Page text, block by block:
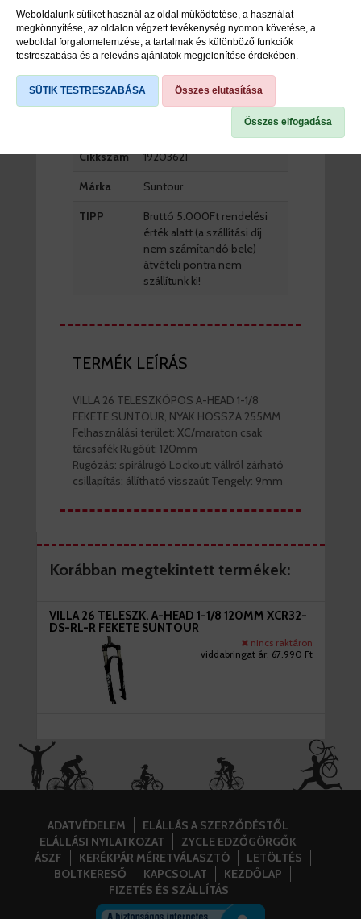
Weboldalunk sütiket használ az oldal működtetése, a használat
megkönnyítése, az oldalon végzett tevékenység nyomon követése, a
weboldal forgalomelemzése, a tartalmak és különböző funkciók
testreszabása és a releváns ajánlatok megjelenítése érdekében.
SÜTIK TESTRESZABÁSA Összes elutasítása
Összes elfogadása
viddabringat ár:67.990 Ft
nincs raktáron
TERMÉK SPECIFIKÁCIÓK
Cikkszám 19203621
Márka Suntour
TIPP
Bruttó 5.000Ft rendelési
érték alatt (a szállítási díj
nem számítandó bele)
átvételi pontra nem
szállítunk ki!
TERMÉK LEÍRÁS
VILLA 26 TELESZKÓPOS A-HEAD 1-1/8
FEKETE SUNTOUR, NYAK HOSSZA 255MM
Felhasználási terület: XC/maraton csak
tárcsafék Rugóút: 120mm
Rugózás: spirálrugó Lockout: vállról zárható
csillapítás: állítható visszaút Tengely: 9mm
Korábban megtekintett termékek:
VILLA 26 TELESZK. A-HEAD 1-1/8 120MM XCR32-
DS-RL-R FEKETE SUNTOUR
nincs raktáron
viddabringat ár: 67.990 Ft
ADATVÉDELEM
ELÁLLÁS A SZERZŐDÉSTŐL
ELÁLLÁSI NYILATKOZAT
ZYCLE EDZŐGÖRGŐK
ÁSZF
KERÉKPÁR MÉRETVÁLASZTÓ
LETÖLTÉS
BOLTKERESŐ
KAPCSOLAT
KEZDŐLAP
FIZETÉS ÉS SZÁLLÍTÁS